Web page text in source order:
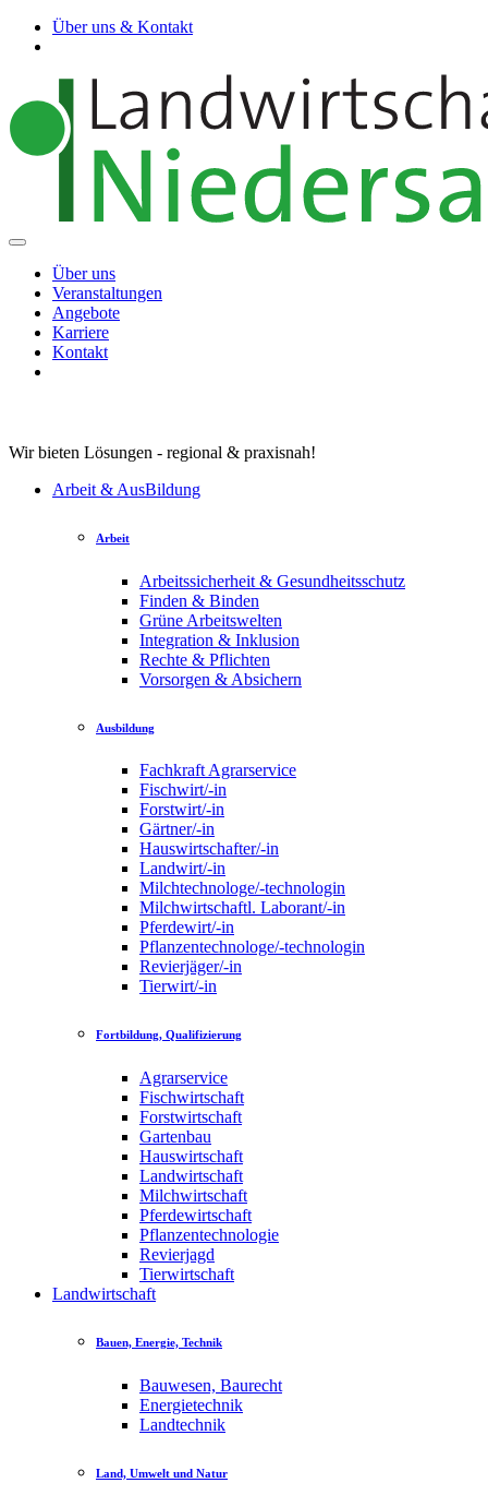
Über uns & Kontakt
Über uns
Veranstaltungen
Angebote
Karriere
Kontakt
Wir bieten Lösungen - regional & praxisnah!
Arbeit & AusBildung
Arbeit
Arbeitssicherheit & Gesundheitsschutz
Finden & Binden
Grüne Arbeitswelten
Integration & Inklusion
Rechte & Pflichten
Vorsorgen & Absichern
Ausbildung
Fachkraft Agrarservice
Fischwirt/-in
Forstwirt/-in
Gärtner/-in
Hauswirtschafter/-in
Landwirt/-in
Milchtechnologe/-technologin
Milchwirtschaftl. Laborant/-in
Pferdewirt/-in
Pflanzentechnologe/-technologin
Revierjäger/-in
Tierwirt/-in
Fortbildung, Qualifizierung
Agrarservice
Fischwirtschaft
Forstwirtschaft
Gartenbau
Hauswirtschaft
Landwirtschaft
Milchwirtschaft
Pferdewirtschaft
Pflanzentechnologie
Revierjagd
Tierwirtschaft
Landwirtschaft
Bauen, Energie, Technik
Bauwesen, Baurecht
Energietechnik
Landtechnik
Land, Umwelt und Natur